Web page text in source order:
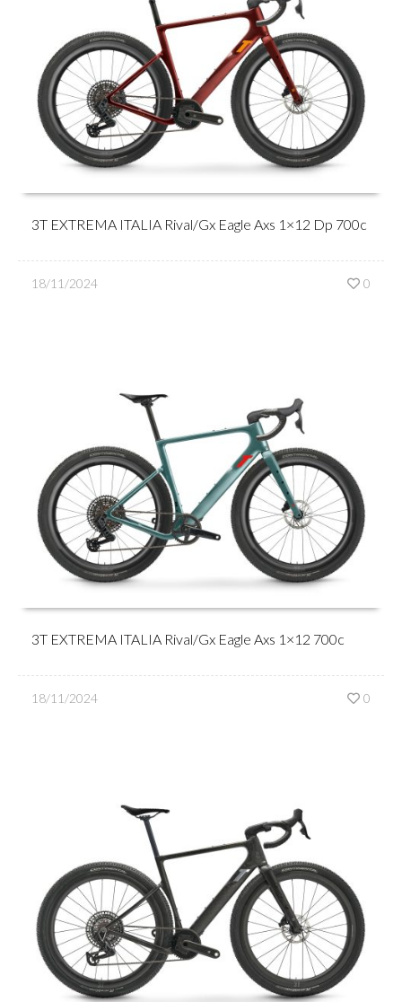
3T EXTREMA ITALIA Rival/Gx Eagle Axs 1×12 Dp 700c
18/11/2024 0
3T EXTREMA ITALIA Rival/Gx Eagle Axs 1×12 700c
18/11/2024 0